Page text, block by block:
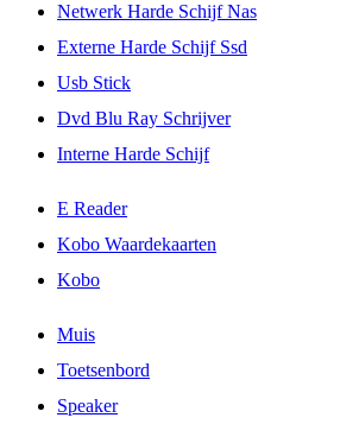
Netwerk Harde Schijf Nas
Externe Harde Schijf Ssd
Usb Stick
Dvd Blu Ray Schrijver
Interne Harde Schijf
E Reader
Kobo Waardekaarten
Kobo
Muis
Toetsenbord
Speaker